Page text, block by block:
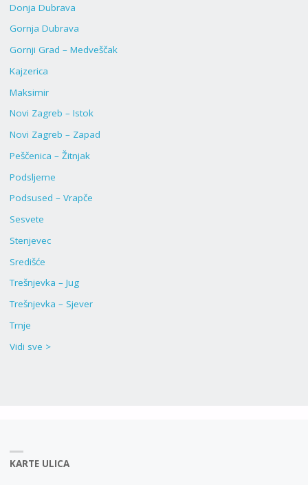
Donja Dubrava
Gornja Dubrava
Gornji Grad – Medveščak
Kajzerica
Maksimir
Novi Zagreb – Istok
Novi Zagreb – Zapad
Peščenica – Žitnjak
Podsljeme
Podsused – Vrapče
Sesvete
Stenjevec
Središće
Trešnjevka – Jug
Trešnjevka – Sjever
Trnje
Vidi sve >
KARTE ULICA